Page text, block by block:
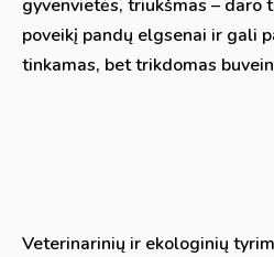
gyvenvietės, triukšmas – daro
poveikį pandų elgsenai ir gali
tinkamas, bet trikdomas
Veterinarinių ir ekologinių